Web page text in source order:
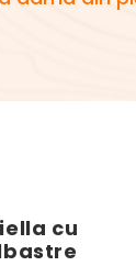
cu